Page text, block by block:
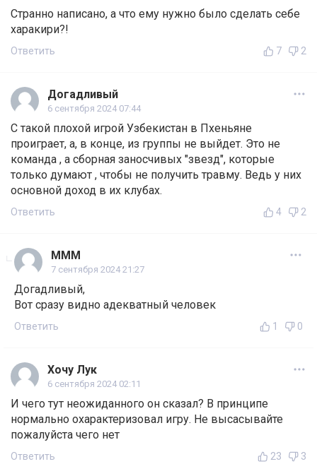
Странно написано, а что ему нужно было сделать себе
харакири?!
Ответить 7 2
Догадливый
6 сентября 2024 07:44
С такой плохой игрой Узбекистан в Пхеньяне
проиграет, а, в конце, из группы не выйдет. Это не
команда , а сборная заносчивых "звезд", которые
только думают , чтобы не получить травму. Ведь у них
основной доход в их клубах.
Ответить 4 2
МММ
7 сентября 2024 21:27
Догадливый,
Вот сразу видно адекватный человек
Ответить 1 0
Хочу Лук
6 сентября 2024 02:11
И чего тут неожиданного он сказал? В принципе
нормально охарактеризовал игру. Не высасывайте
пожалуйста чего нет
Ответить 23 3